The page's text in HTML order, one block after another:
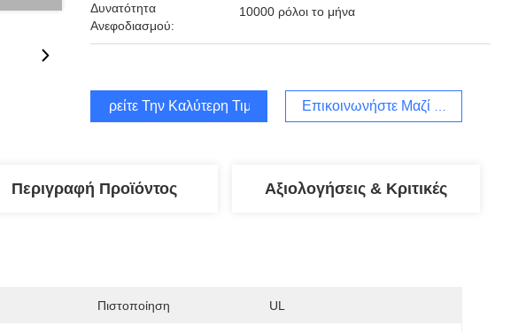
Δυνατότητα
Ανεφοδιασμού:
10000 ρόλοι το μήνα
Βρείτε Την Καλύτερη Τιμή Επικοινωνήστε Μαζί Μας
Περιγραφή Προϊόντος Αξιολογήσεις & Κριτικές
Πιστοποίηση UL